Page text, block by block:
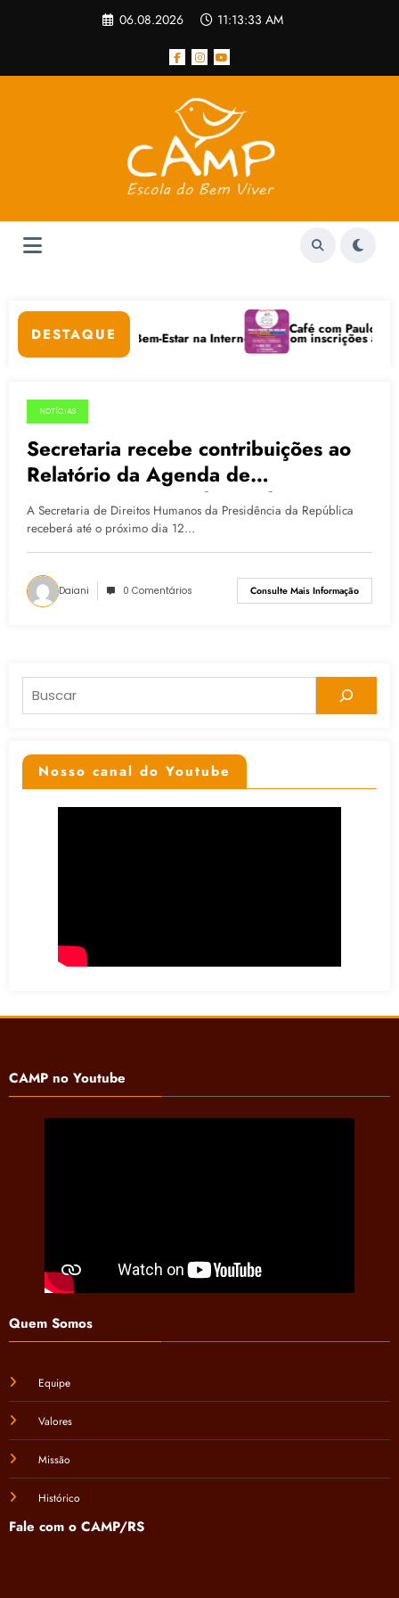
06.08.2026 11:13:33 AM
DESTAQUE
Digitais e Bem-Estar na Internet está com inscrições abertas
Café com Paulo Freire
05.03.2015
NOTÍCIAS
Secretaria recebe contribuições ao
Relatório da Agenda de
Convergência até dia 12 de março
A Secretaria de Direitos Humanos da Presidência da República
receberá até o próximo dia 12…
Daiani 0 Comentários Consulte Mais Informação
Pesquisar
Nosso canal do Youtube
CAMP no Youtube
Quem Somos
Equipe
Valores
Missão
Histórico
Fale com o CAMP/RS